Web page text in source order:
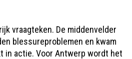
vraagteken. De middenvelder
blessureproblemen en kwam
in actie. Voor Antwerp wordt het